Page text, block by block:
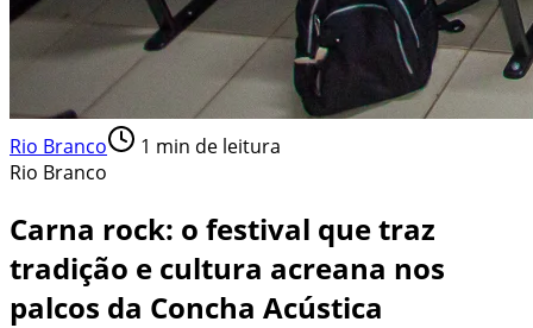
Rio Branco 1 min de leitura
Rio Branco
Carna rock: o festival que traz
tradição e cultura acreana nos
palcos da Concha Acústica